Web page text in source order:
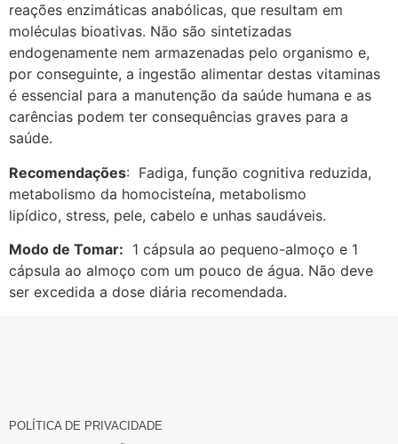
reações enzimáticas anabólicas, que resultam em
moléculas bioativas. Não são sintetizadas
endogenamente nem armazenadas pelo organismo e,
por conseguinte, a ingestão alimentar destas vitaminas
é essencial para a manutenção da saúde humana e as
carências podem ter consequências graves para a
saúde.
Recomendações: Fadiga, função cognitiva reduzida,
metabolismo da homocisteína, metabolismo
lipídico, stress, pele, cabelo e unhas saudáveis.
Modo de Tomar: 1 cápsula ao pequeno-almoço e 1
cápsula ao almoço com um pouco de água. Não deve
ser excedida a dose diária recomendada.
POLÍTICA DE PRIVACIDADE